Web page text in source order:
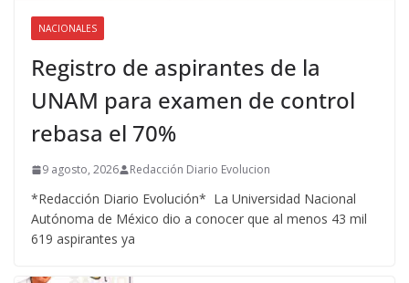
NACIONALES
Registro de aspirantes de la
UNAM para examen de control
rebasa el 70%
9 agosto, 2026 Redacción Diario Evolucion
*Redacción Diario Evolución* La Universidad Nacional
Autónoma de México dio a conocer que al menos 43 mil
619 aspirantes ya